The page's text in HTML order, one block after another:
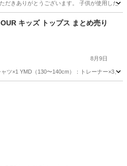
だきありがとうございます。 子供が使用した
NIKE
キッズ トップス まとめ売り
8月9日
ツ×1 YMD（130〜140cm）：トレーナー×3、